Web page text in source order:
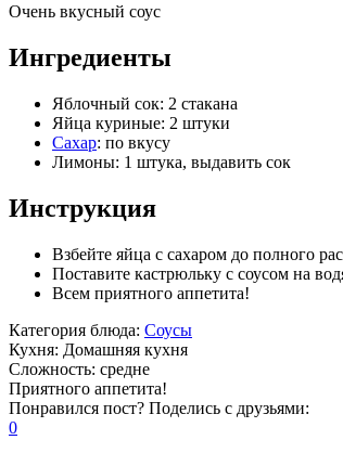
Очень вкусный соус
Ингредиенты
Яблочный сок: 2 стакана
Яйца куриные: 2 штуки
Сахар: по вкусу
Лимоны: 1 штука, выдавить сок
Инструкция
Взбейте яйца с сахаром до полного
Поставите кастрюльку с соусом на
Всем приятного аппетита!
Категория блюда: Соусы
Кухня: Домашняя кухня
Сложность: средне
Приятного аппетита!
Понравился пост? Поделись с друзьями:
0